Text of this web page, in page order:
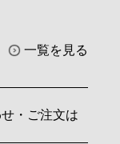
一覧を見る
・ご注文は